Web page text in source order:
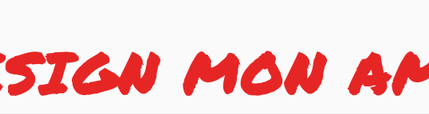
MON